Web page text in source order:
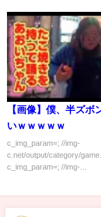
【画像】僕、半ズボ
いｗｗｗｗｗ
c_img_param=; //img-
c.net/output/category/
c_img_param=; //img-...